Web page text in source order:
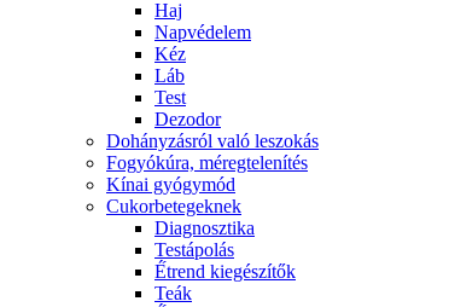
Haj
Napvédelem
Kéz
Láb
Test
Dezodor
Dohányzásról való leszokás
Fogyókúra, méregtelenítés
Kínai gyógymód
Cukorbetegeknek
Diagnosztika
Testápolás
É́trend kiegészítők
Teák